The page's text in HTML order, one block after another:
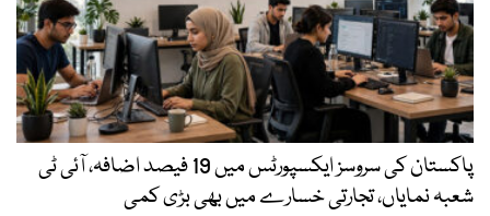
پاکستان کی سروسز ایکسپورٹس میں 19 فیصد اضافہ، آئی ٹی
شعبہ نمایاں، تجارتی خسارے میں بھی بڑی کمی